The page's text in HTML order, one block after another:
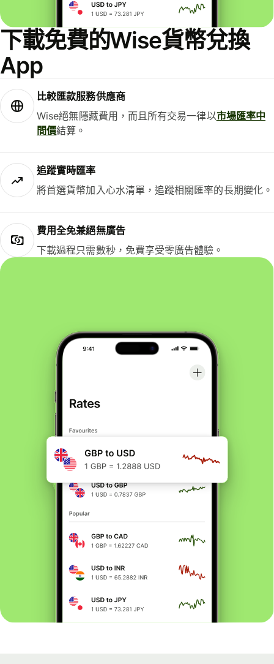
下載免費的Wise貨幣兌換
App
比較匯款服務供應商
Wise絕無隱藏費用，而且所有交易一律以市場匯率中
間價結算。
追蹤實時匯率
將首選貨幣加入心水清單，追蹤相關匯率的長期變化。
費用全免兼絕無廣告
下載過程只需數秒，免費享受零廣告體驗。